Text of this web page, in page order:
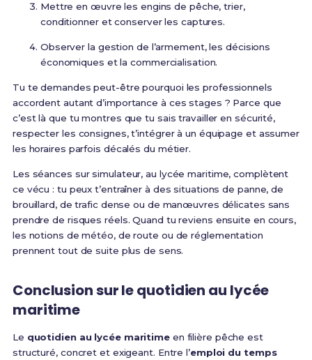
Mettre en œuvre les engins de pêche, trier,
conditionner et conserver les captures.
Observer la gestion de l’armement, les décisions
économiques et la commercialisation.
Tu te demandes peut-être pourquoi les professionnels
accordent autant d’importance à ces stages ? Parce que
c’est là que tu montres que tu sais travailler en sécurité,
respecter les consignes, t’intégrer à un équipage et assumer
les horaires parfois décalés du métier.
Les séances sur simulateur, au lycée maritime, complètent
ce vécu : tu peux t’entraîner à des situations de panne, de
brouillard, de trafic dense ou de manœuvres délicates sans
prendre de risques réels. Quand tu reviens ensuite en cours,
les notions de météo, de route ou de réglementation
prennent tout de suite plus de sens.
Conclusion sur le quotidien au lycée
maritime
Le quotidien au lycée maritimeen filière pêche est
structuré, concret et exigeant. Entre l’emploi du temps